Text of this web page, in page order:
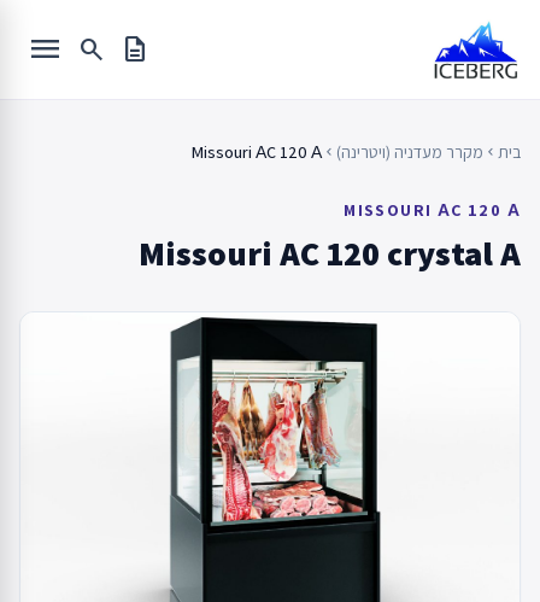
content
description
search
menu
בית chevron_left מקרר מעדניה (ויטרינה) chevron_left
Missouri АC 120 А
MISSOURI АC 120 А
Missouri AC 120 crystal A